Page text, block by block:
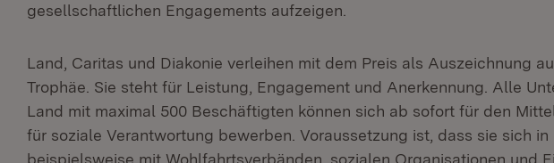
gesellschaftlichen Engagements aufzeigen.
Land, Caritas und Diakonie verleihen mit dem Preis als Auszeichnung
Trophäe. Sie steht für Leistung, Engagement und Anerkennung. Alle
Land mit maximal 500 Beschäftigten können sich ab sofort für den
für soziale Verantwortung bewerben. Voraussetzung ist, dass sie sich in
beispielsweise mit Wohlfahrtsverbänden, sozialen Organisationen und